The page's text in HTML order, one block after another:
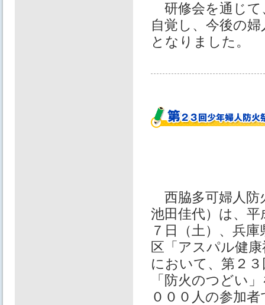
研修会を通じて
自覚し、今後の
となりました。
西脇多可婦人
池田佳代）は、
７日（土）、兵
区「アスパル健
において、第２
「防火のつどい
０００人の参加